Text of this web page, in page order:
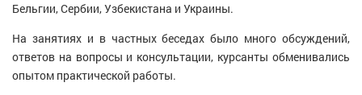
Бельгии, Сербии, Узбекистана и Украины.
На занятиях и в частных беседах было много обсуждений,
ответов на вопросы и консультации, курсанты обменивались
опытом практической работы.